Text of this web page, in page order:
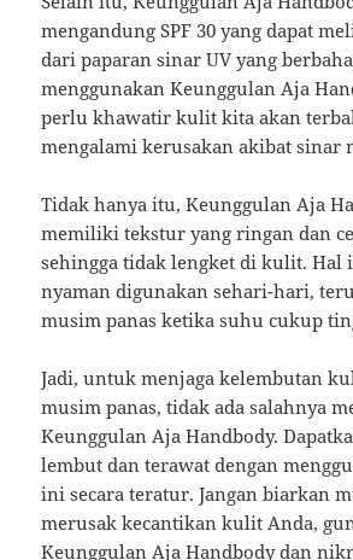
mengandung SPF 30 yang dapat
dari paparan sinar UV yang
menggunakan Keunggulan Aja
perlu khawatir kulit kita akan
mengalami kerusakan akibat sinar
Tidak hanya itu, Keunggulan Aja
memiliki tekstur yang ringan dan
sehingga tidak lengket di kulit. Hal
nyaman digunakan sehari-hari,
musim panas ketika suhu cukup
Jadi, untuk menjaga kelembutan
musim panas, tidak ada salahnya
Keunggulan Aja Handbody.
lembut dan terawat dengan
ini secara teratur. Jangan biarkan
merusak kecantikan kulit Anda,
Keunggulan Aja Handbody dan